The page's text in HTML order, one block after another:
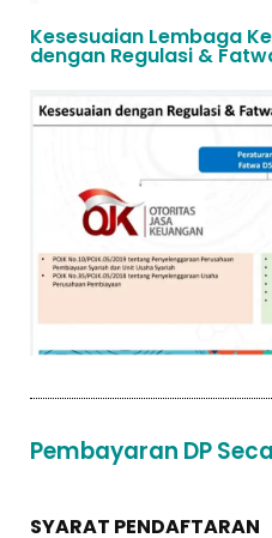
Kesesuaian Lembaga
dengan Regulasi &
Pembayaran DP
SYARAT PENDAFTARAN